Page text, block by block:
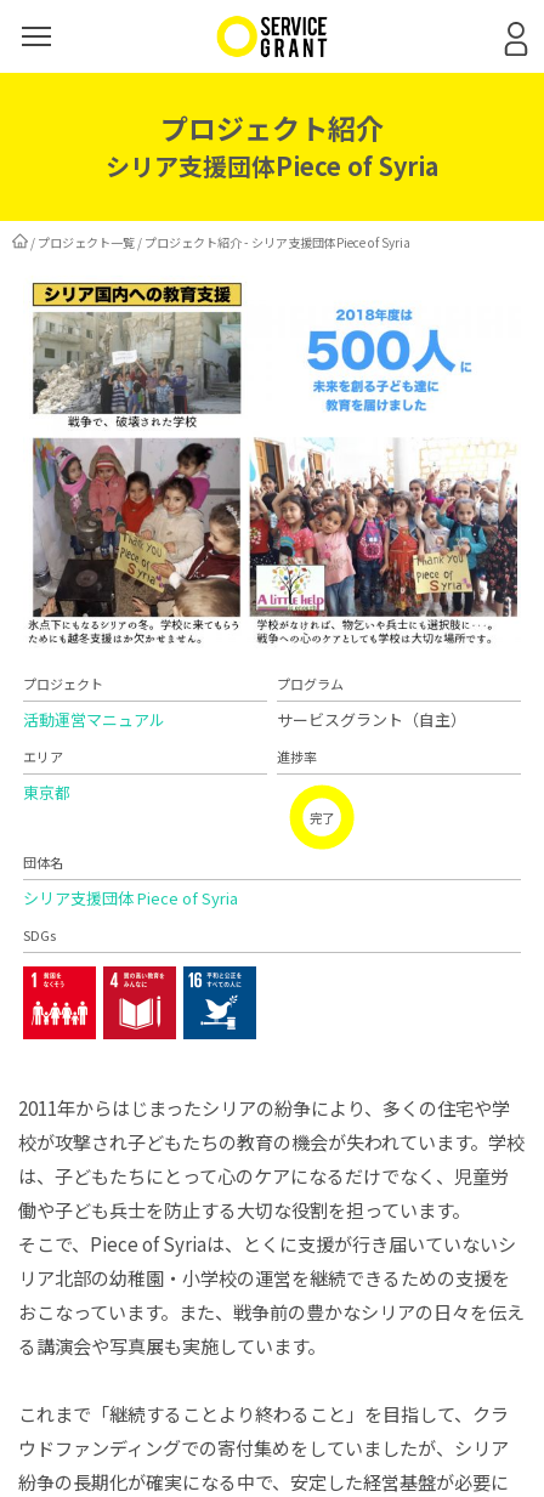
プロジェクト紹介
シリア支援団体Piece of Syria
/ プロジェクト一覧 / プロジェクト紹介 - シリア支援団体Piece of Syria
プロジェクト
活動運営マニュアル
プログラム
サービスグラント（自主）
エリア
東京都
進捗率
完了
団体名
シリア支援団体 Piece of Syria
SDGs
2011年からはじまったシリアの紛争により、多くの住宅や学
校が攻撃され子どもたちの教育の機会が失われています。学校
は、子どもたちにとって心のケアになるだけでなく、児童労
働や子ども兵士を防止する大切な役割を担っています。
そこで、Piece of Syriaは、とくに支援が行き届いていないシ
リア北部の幼稚園・小学校の運営を継続できるための支援を
おこなっています。また、戦争前の豊かなシリアの日々を伝え
る講演会や写真展も実施しています。
これまで「継続することより終わること」を目指して、クラ
ウドファンディングでの寄付集めをしていましたが、シリア
紛争の長期化が確実になる中で、安定した経営基盤が必要に